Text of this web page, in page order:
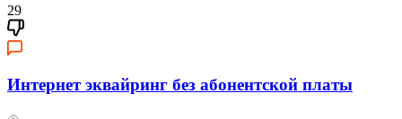
29
Интернет эквайринг без абонентской платы